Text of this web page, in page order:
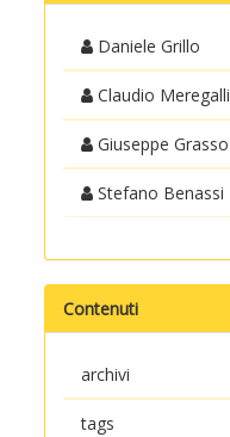
Daniele Grillo
Claudio Meregalli
Giuseppe Grasso
Stefano Benassi
Contenuti
archivi
tags